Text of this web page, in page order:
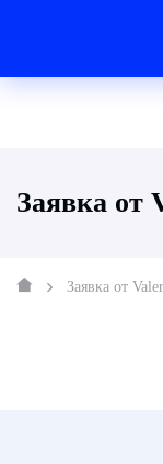
Заявка от
Заявка от